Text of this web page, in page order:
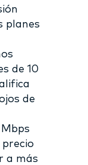
planes
de 10
de
a más